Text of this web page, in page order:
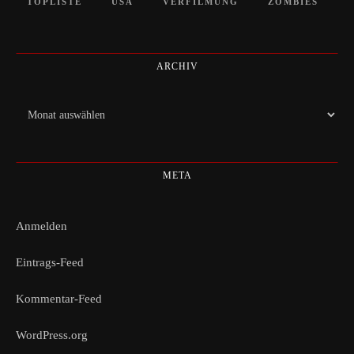
ARCHIV
Archiv
META
Anmelden
Eintrags-Feed
Kommentar-Feed
WordPress.org